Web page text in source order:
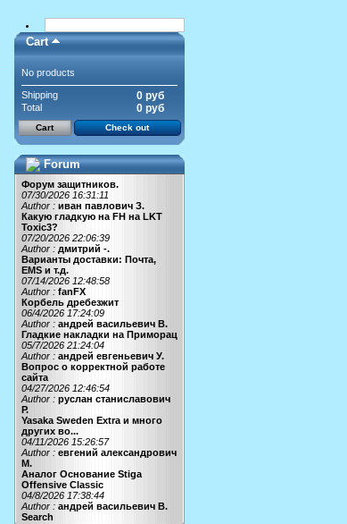
Cart
No products
Shipping 0 руб
Total 0 руб
Cart Check out
Forum
Форум защитников.
07/30/2026 16:31:11
Author : иван павлович З.
Какую гладкую на FH на LKT
Toxic3?
07/20/2026 22:06:39
Author : дмитрий -.
Варианты доставки: Почта,
EMS и т.д.
07/14/2026 12:48:58
Author : fanFX
Корбель дребезжит
06/4/2026 17:24:09
Author : андрей васильевич В.
Гладкие накладки на Приморац
05/7/2026 21:24:04
Author : андрей евгеньевич У.
Вопрос о корректной работе
сайта
04/27/2026 12:46:54
Author : руслан станиславович
Р.
Yasaka Sweden Extra и много
других во...
04/11/2026 15:26:57
Author : евгений александрович
М.
Аналог Основание Stiga
Offensive Classic
04/8/2026 17:38:44
Author : андрей васильевич В.
Search